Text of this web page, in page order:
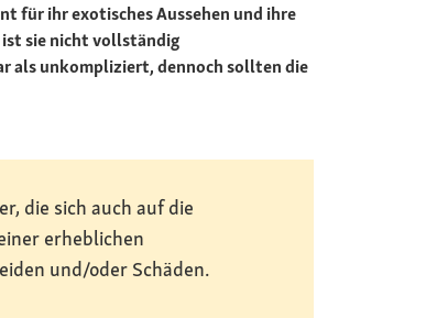
für ihr exotisches Aussehen und ihre
sie nicht vollständig
als unkompliziert, dennoch sollten die
die sich auch auf die
erheblichen
und/oder Schäden.